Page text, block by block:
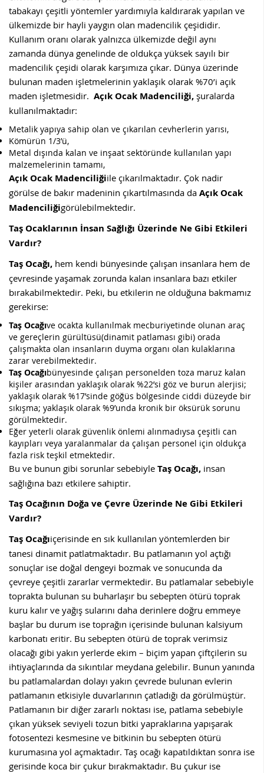
tabakayı çeşitli yöntemler yardımıyla kaldırarak yapılan ve
ülkemizde bir hayli yaygın olan madencilik çeşididir.
Kullanım oranı olarak yalnızca ülkemizde değil aynı
zamanda dünya genelinde de oldukça yüksek sayılı bir
madencilik çeşidi olarak karşımıza çıkar. Dünya üzerinde
bulunan maden işletmelerinin yaklaşık olarak %70’i açık
maden işletmesidir. Açık Ocak Madenciliği, şuralarda
kullanılmaktadır:
Metalik yapıya sahip olan ve çıkarılan cevherlerin yarısı,
Kömürün 1/3’ü,
Metal dışında kalan ve inşaat sektöründe kullanılan yapı
malzemelerinin tamamı,
Açık Ocak Madenciliğiile çıkarılmaktadır. Çok nadir
görülse de bakır madeninin çıkartılmasında da Açık Ocak
Madenciliğigörülebilmektedir.
Taş Ocaklarının İnsan Sağlığı Üzerinde Ne Gibi Etkileri
Vardır?
Taş Ocağı, hem kendi bünyesinde çalışan insanlara hem de
çevresinde yaşamak zorunda kalan insanlara bazı etkiler
bırakabilmektedir. Peki, bu etkilerin ne olduğuna bakmamız
gerekirse:
Taş Ocağıve ocakta kullanılmak mecburiyetinde olunan araç
ve gereçlerin gürültüsü(dinamit patlaması gibi) orada
çalışmakta olan insanların duyma organı olan kulaklarına
zarar verebilmektedir.
Taş Ocağıbünyesinde çalışan personelden toza maruz kalan
kişiler arasından yaklaşık olarak %22’si göz ve burun alerjisi;
yaklaşık olarak %17’sinde göğüs bölgesinde ciddi düzeyde bir
sıkışma; yaklaşık olarak %9’unda kronik bir öksürük sorunu
görülmektedir.
Eğer yeterli olarak güvenlik önlemi alınmadıysa çeşitli can
kayıpları veya yaralanmalar da çalışan personel için oldukça
fazla risk teşkil etmektedir.
Bu ve bunun gibi sorunlar sebebiyle Taş Ocağı, insan
sağlığına bazı etkilere sahiptir.
Taş Ocağının Doğa ve Çevre Üzerinde Ne Gibi Etkileri
Vardır?
Taş Ocağıiçerisinde en sık kullanılan yöntemlerden bir
tanesi dinamit patlatmaktadır. Bu patlamanın yol açtığı
sonuçlar ise doğal dengeyi bozmak ve sonucunda da
çevreye çeşitli zararlar vermektedir. Bu patlamalar sebebiyle
toprakta bulunan su buharlaşır bu sebepten ötürü toprak
kuru kalır ve yağış sularını daha derinlere doğru emmeye
başlar bu durum ise toprağın içerisinde bulunan kalsiyum
karbonatı eritir. Bu sebepten ötürü de toprak verimsiz
olacağı gibi yakın yerlerde ekim – biçim yapan çiftçilerin su
ihtiyaçlarında da sıkıntılar meydana gelebilir. Bunun yanında
bu patlamalardan dolayı yakın çevrede bulunan evlerin
patlamanın etkisiyle duvarlarının çatladığı da görülmüştür.
Patlamanın bir diğer zararlı noktası ise, patlama sebebiyle
çıkan yüksek seviyeli tozun bitki yapraklarına yapışarak
fotosentezi kesmesine ve bitkinin bu sebepten ötürü
kurumasına yol açmaktadır. Taş ocağı kapatıldıktan sonra ise
gerisinde koca bir çukur bırakmaktadır. Bu çukur ise